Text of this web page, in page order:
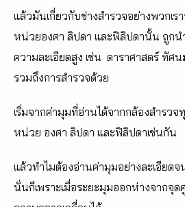
แล้วมันเกี่ยวกับช่างสำรวจอย่างพวกเร
หน่วยองศา ลิปดา และฟิลิปดานั้น ถูกน
ความละเอียดสูง เช่น ดาราศาสตร์ ทัศ
รวมถึงการสำรวจด้วย
เริ่มจากค่ามุมที่อ่านได้จากกล้องสำรว
หน่วย องศา ลิปดา และฟิลิปดาเช่นกัน
แล้วทำไมต้องอ่านค่ามุมอย่างละเอียด
นั่นก็เพราะเมื่อระยะมุมออกห่างจากจุด